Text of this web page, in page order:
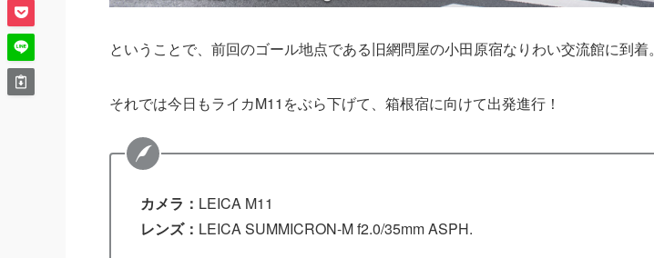
ということで、前回のゴール地点である旧網問屋の小田原宿なりわい交流館に到着。
それでは今日もライカM11をぶら下げて、箱根宿に向けて出発進行！
カメラ： LEICA M11
レンズ： LEICA SUMMICRON-M f2.0/35mm ASPH.